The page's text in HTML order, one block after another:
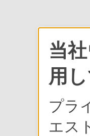
当
用
プラ
エス